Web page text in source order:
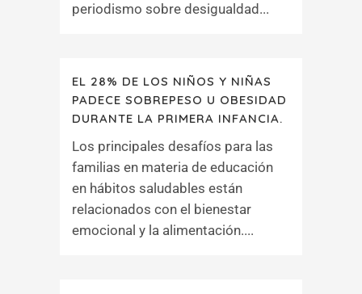
periodismo sobre desigualdad...
EL 28% DE LOS NIÑOS Y NIÑAS
PADECE SOBREPESO U OBESIDAD
DURANTE LA PRIMERA INFANCIA.
Los principales desafíos para las
familias en materia de educación
en hábitos saludables están
relacionados con el bienestar
emocional y la alimentación....